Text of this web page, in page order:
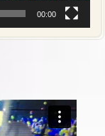
00:00